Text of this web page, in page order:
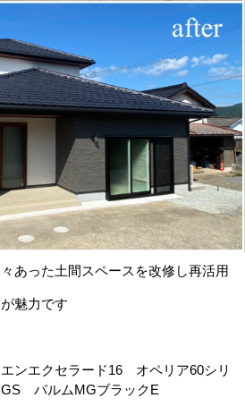
あった土間スペースを改修し再活用
魅力です
ンエクセラード16 オペリア60シリ
パルムMGブラックE